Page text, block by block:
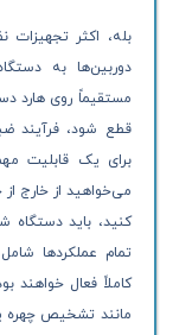
بله، اکثر تجهیزات
مستقیماً روی هارد
قطع شود، فرآیند
برای یک قابلیت
می‌خواهید از خارج از
کنید، باید دستگاه
تمام عملکردها
مانند تشخیص چهره